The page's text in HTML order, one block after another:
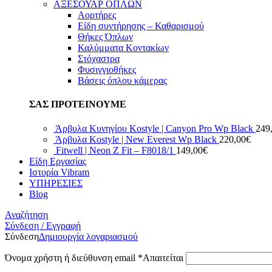
ΑΞΕΣΟΥΑΡ ΟΠΛΩΝ
Αορτήρες
Είδη συντήρησης – Καθαρισμού
Θήκες Όπλων
Καλύμματα Κοντακίων
Στόχαστρα
Φυσιγγιοθήκες
Βάσεις όπλου κάμερας
ΣΑΣ ΠΡΟΤΕΙΝΟΥΜΕ
Άρβυλα Κυνηγίου Kostyle | Canyon Pro Wp Black
Άρβυλα Kostyle | New Everest Wp Black 220,00€
Fitwell | Neon Z Fit – F8018/1 149,00€
Είδη Εργασίας
Ιστορία Vibram
ΥΠΗΡΕΣΙΕΣ
Blog
Αναζήτηση
Σύνδεση / Εγγραφή
ΣύνδεσηΔημιουργία λογαριασμού
Όνομα χρήστη ή διεύθυνση email *Απαιτείται